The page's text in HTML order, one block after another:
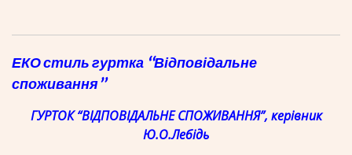
ЕКО стиль гуртка “Відповідальне
споживання”
ГУРТОК “ВІДПОВІДАЛЬНЕ СПОЖИВАННЯ”, керівник
Ю.О.Лебідь